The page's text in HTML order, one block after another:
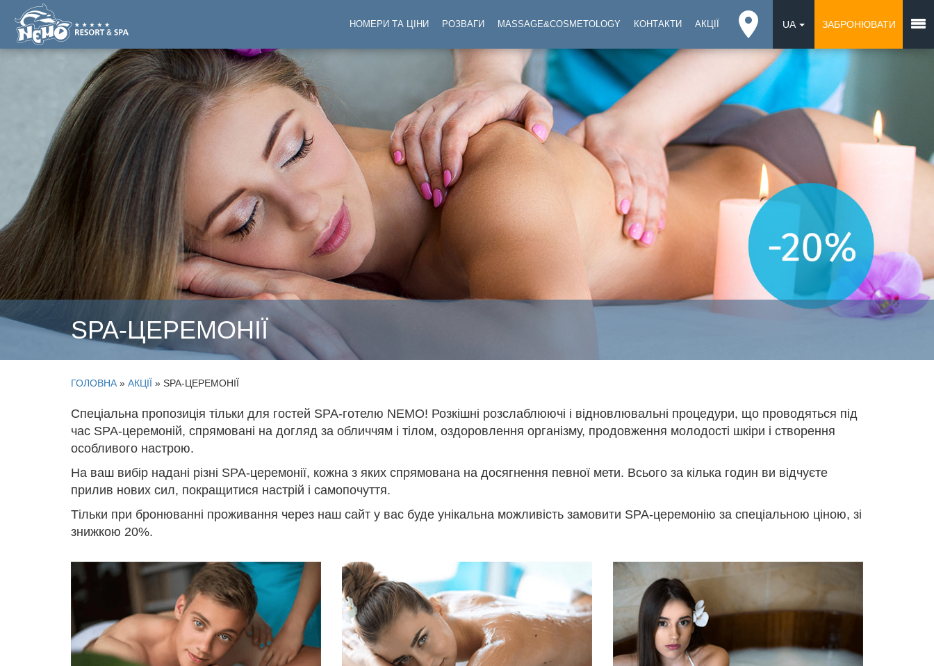
НОМЕРИ ТА ЦІНИ РОЗВАГИ MASSAGE&COSMETOLOGY КОНТАКТИ АКЦІЇ UA
EN
ЗАБРОНЮВАТИ
SPA-ЦЕРЕМОНІЇ
ГОЛОВНА » АКЦІЇ » SPA-ЦЕРЕМОНІЇ
Спеціальна пропозиція тільки для гостей SPA-готелю NEMO! Розкішні розслаблюючі і відновлювальні процедури, що проводяться під
час SPA-церемоній, спрямовані на догляд за обличчям і тілом, оздоровлення організму, продовження молодості шкіри і створення
особливого настрою.
На ваш вибір надані різні SPA-церемонії, кожна з яких спрямована на досягнення певної мети. Всього за кілька годин ви відчуєте
прилив нових сил, покращитися настрій і самопочуття.
Тільки при бронюванні проживання через наш сайт у вас буде унікальна можливість замовити SPA-церемонію за спеціальною ціною, зі
знижкою 20%.